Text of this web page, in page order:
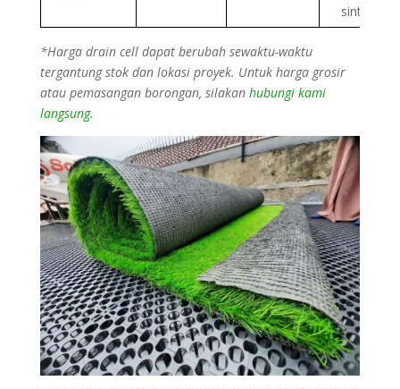
sintetis
*Harga drain cell dapat berubah sewaktu-waktu
tergantung stok dan lokasi proyek. Untuk harga grosir
atau pemasangan borongan, silakan hubungi kami
langsung.